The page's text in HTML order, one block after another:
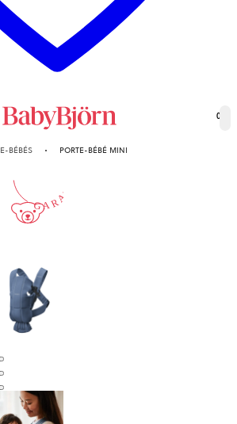
0
BÉBÉS PORTE-BÉBÉ MINI
10-ANS
GARANTIE